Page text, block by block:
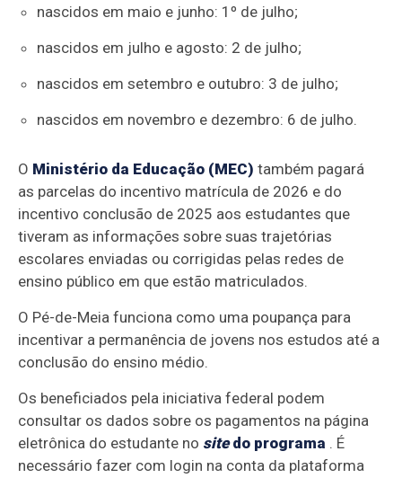
nascidos em maio e junho: 1º de julho;
nascidos em julho e agosto: 2 de julho;
nascidos em setembro e outubro: 3 de julho;
nascidos em novembro e dezembro: 6 de julho.
O Ministério da Educação (MEC) também pagará
as parcelas do incentivo matrícula de 2026 e do
incentivo conclusão de 2025 aos estudantes que
tiveram as informações sobre suas trajetórias
escolares enviadas ou corrigidas pelas redes de
ensino público em que estão matriculados.
O Pé-de-Meia funciona como uma poupança para
incentivar a permanência de jovens nos estudos até a
conclusão do ensino médio.
Os beneficiados pela iniciativa federal podem
consultar os dados sobre os pagamentos na página
eletrônica do estudante no sitedo programa . É
necessário fazer com login na conta da plataforma